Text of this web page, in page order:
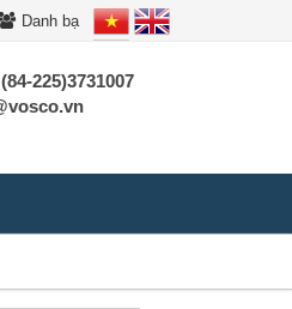
Danh bạ
225)3731007